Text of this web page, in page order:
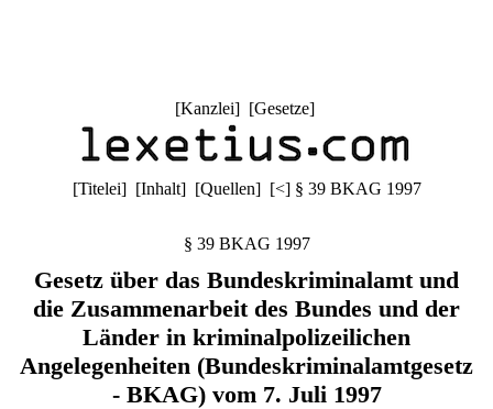
[Kanzlei] [Gesetze]
[Titelei] [Inhalt] [Quellen] [<] § 39 BKAG 1997
§ 39 BKAG 1997
Gesetz über das Bundeskriminalamt und
die Zusammenarbeit des Bundes und der
Länder in kriminalpolizeilichen
Angelegenheiten (Bundeskriminalamtgesetz
- BKAG) vom 7. Juli 1997